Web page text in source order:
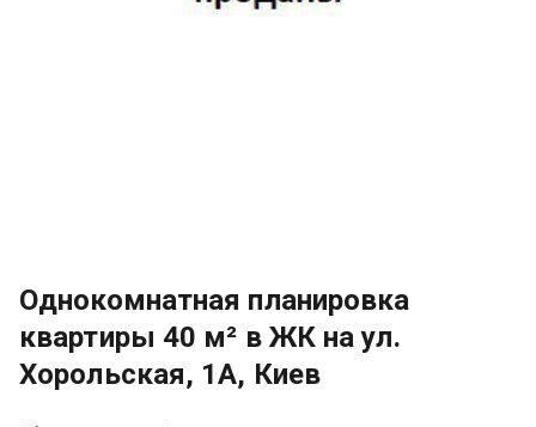
Однокомнатная планировка
квартиры 40 м² в ЖК на ул.
Хорольская, 1А, Киев